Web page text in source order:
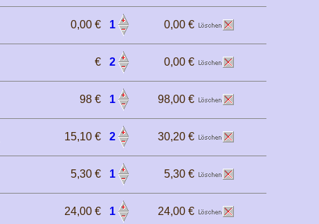
0,00 € 1 0,00 €
€ 2 0,00 €
98 € 1 98,00 €
15,10 € 2 30,20 €
5,30 € 1 5,30 €
24,00 € 1 24,00 €